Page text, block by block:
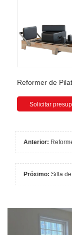
Reformer de
Solicitar
Anterior:
Próximo: Silla